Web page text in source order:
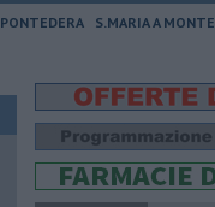
PONTEDERA S.MARIA A MONTE